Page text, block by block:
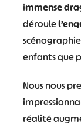
immense
déroule
enfants que
Nous nous
réalité